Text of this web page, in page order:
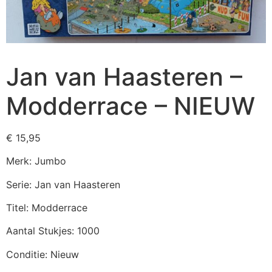
Jan van Haasteren –
Modderrace – NIEUW
€ 15,95
Merk: Jumbo
Serie: Jan van Haasteren
Titel: Modderrace
Aantal Stukjes: 1000
Conditie: Nieuw